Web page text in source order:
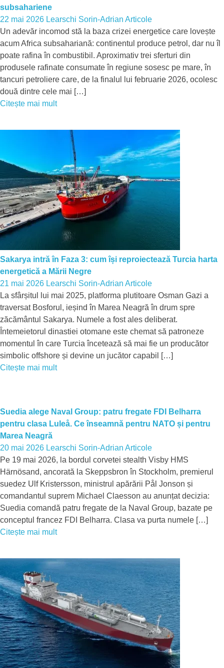
subsahariene
22 mai 2026 Learschi Sorin-Adrian Articole
Un adevăr incomod stă la baza crizei energetice care lovește
acum Africa subsahariană: continentul produce petrol, dar nu îl
poate rafina în combustibil. Aproximativ trei sferturi din
produsele rafinate consumate în regiune sosesc pe mare, în
tancuri petroliere care, de la finalul lui februarie 2026, ocolesc
două dintre cele mai […]
Citește mai mult
Sakarya intră în Faza 3: cum își reproiectează Turcia harta
energetică a Mării Negre
21 mai 2026 Learschi Sorin-Adrian Articole
La sfârșitul lui mai 2025, platforma plutitoare Osman Gazi a
traversat Bosforul, ieșind în Marea Neagră în drum spre
zăcământul Sakarya. Numele a fost ales deliberat.
Întemeietorul dinastiei otomane este chemat să patroneze
momentul în care Turcia încetează să mai fie un producător
simbolic offshore și devine un jucător capabil […]
Citește mai mult
Suedia alege Naval Group: patru fregate FDI Belharra
pentru clasa Luleå. Ce înseamnă pentru NATO și pentru
Marea Neagră
20 mai 2026 Learschi Sorin-Adrian Articole
Pe 19 mai 2026, la bordul corvetei stealth Visby HMS
Härnösand, ancorată la Skeppsbron în Stockholm, premierul
suedez Ulf Kristersson, ministrul apărării Pål Jonson și
comandantul suprem Michael Claesson au anunțat decizia:
Suedia comandă patru fregate de la Naval Group, bazate pe
conceptul francez FDI Belharra. Clasa va purta numele […]
Citește mai mult